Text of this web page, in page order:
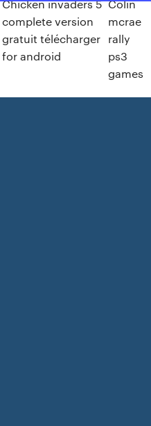
Chicken invaders 5
complete version
gratuit télécharger
for android
Colin
mcrae
rally
ps3
games